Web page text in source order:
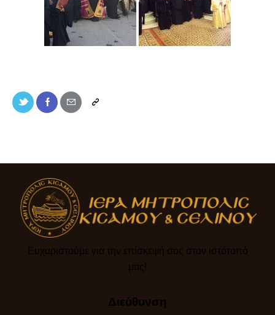
Ευχαριστούμε για την επίσκεψή σας στον ιστότοπό
μας!​
Διεύθυνση